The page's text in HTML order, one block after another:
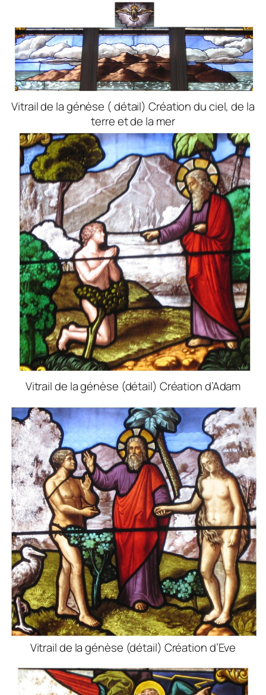
Vitrail de la génèse ( détail) Création du ciel, de la
terre et de la mer
Vitrail de la génèse (détail) Création d’Adam
Vitrail de la génèse (détail) Création d’Eve